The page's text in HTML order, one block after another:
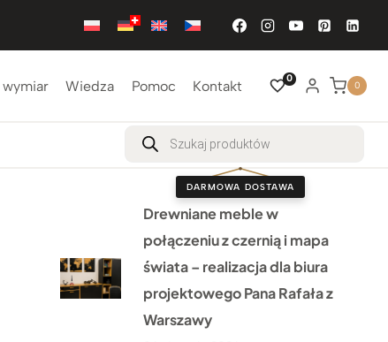
Wiedza Pomoc Kontakt 0
0
Wyszukiwarka
produktów
DARMOWA DOSTAWA
Drewniane meble w
połączeniu z czernią i mapa
świata – realizacja dla biura
projektowego Pana Rafała z
Warszawy